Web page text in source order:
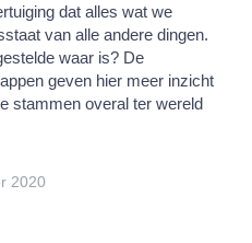
dat alles wat we
van alle andere dingen.
waar is? De
geven hier meer inzicht
stammen overal ter wereld
2020